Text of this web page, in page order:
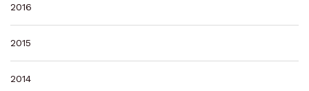
2016
2015
2014